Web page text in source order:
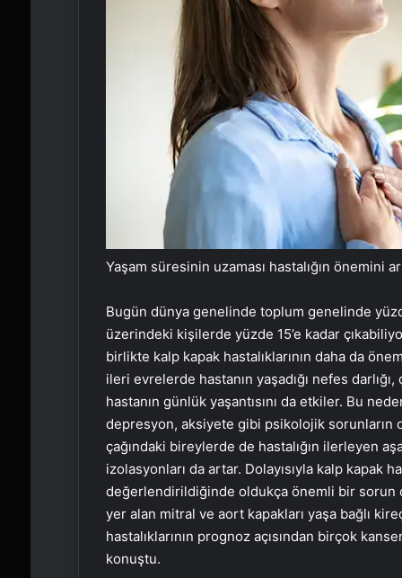
Yaşam süresinin uzaması hastalığın önemini
Bugün dünya genelinde toplum genelinde
üzerindeki kişilerde yüzde 15’e kadar
birlikte kalp kapak hastalıklarının daha da
ileri evrelerde hastanın yaşadığı nefes
hastanın günlük yaşantısını da etkiler. Bu
depresyon, aksiyete gibi psikolojik sorunların
çağındaki bireylerde de hastalığın ilerleyen
izolasyonları da artar. Dolayısıyla kalp kapak
değerlendirildiğinde oldukça önemli bir sorun
yer alan mitral ve aort kapakları yaşa bağlı
hastalıklarının prognoz açısından birçok
konuştu.